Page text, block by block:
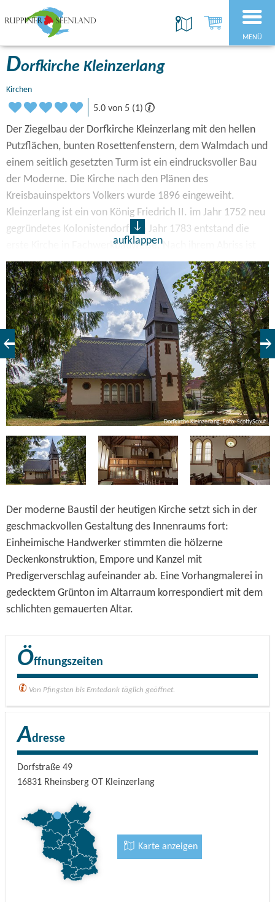
MENÜ
Dorfkirche Kleinzerlang
Kirchen
5.0 von 5 (1)
Der Ziegelbau der Dorfkirche Kleinzerlang mit den hellen
Putzflächen, bunten Rosettenfenstern, dem Walmdach und
einem seitlich gesetzten Turm ist ein eindrucksvoller Bau
der Moderne. Die Kirche nach den Plänen des
Kreisbauinspektors Volkers wurde 1896 eingeweiht.
Kleinzerlang ist ein von König Friedrich II. im Jahr 1752 neu
gegründetes Kolonistendorf. Im Jahr 1783 entstand die
erste Kirche in Fachwerkbauweise. Nach ihrem Abriss ist
die Glocke erhalten geblieben, die sich heute auf dem
angrenzenden Friedhof befindet. Sie trägt die Namen von
damals sechs ansässigen Bauern.
aufklappen
Dorfkirche Kleinzerlang, Foto: ScottyScout
Der moderne Baustil der heutigen Kirche setzt sich in der
geschmackvollen Gestaltung des Innenraums fort:
Einheimische Handwerker stimmten die hölzerne
Deckenkonstruktion, Empore und Kanzel mit
Predigerverschlag aufeinander ab. Eine Vorhangmalerei in
gedecktem Grünton im Altarraum korrespondiert mit dem
schlichten gemauerten Altar.
Öffnungszeiten
Von Pfingsten bis Erntedank täglich geöffnet.
Adresse
Dorfstraße 49
16831 Rheinsberg OT Kleinzerlang
Karte anzeigen